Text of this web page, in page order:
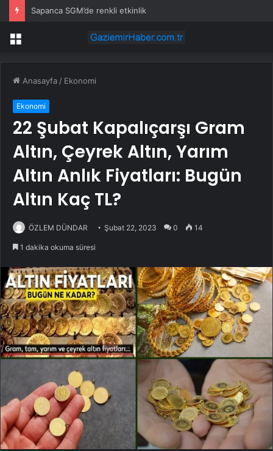
Sapanca SGM’de renkli etkinlik
Menü
Anasayfa / Ekonomi
Ekonomi
22 Şubat Kapalıçarşı Gram
Altın, Çeyrek Altın, Yarım
Altın Anlık Fiyatları: Bugün
Altın Kaç TL?
ÖZLEM DÜNDAR Şubat 22, 2023 0 14
1 dakika okuma süresi